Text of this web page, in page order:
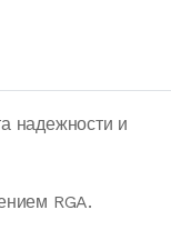
надежности и
RGA.